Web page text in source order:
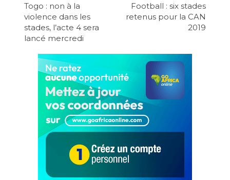
Togo : non à la
violence dans les
stades, l’acte 4 sera
lancé mercredi
Football : six stades
retenus pour la CAN
2019